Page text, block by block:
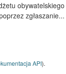
zgłaszanie...
API).